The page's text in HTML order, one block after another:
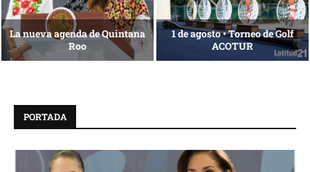
Reconocimiento de viajeros La esencia del servicio
PORTADA